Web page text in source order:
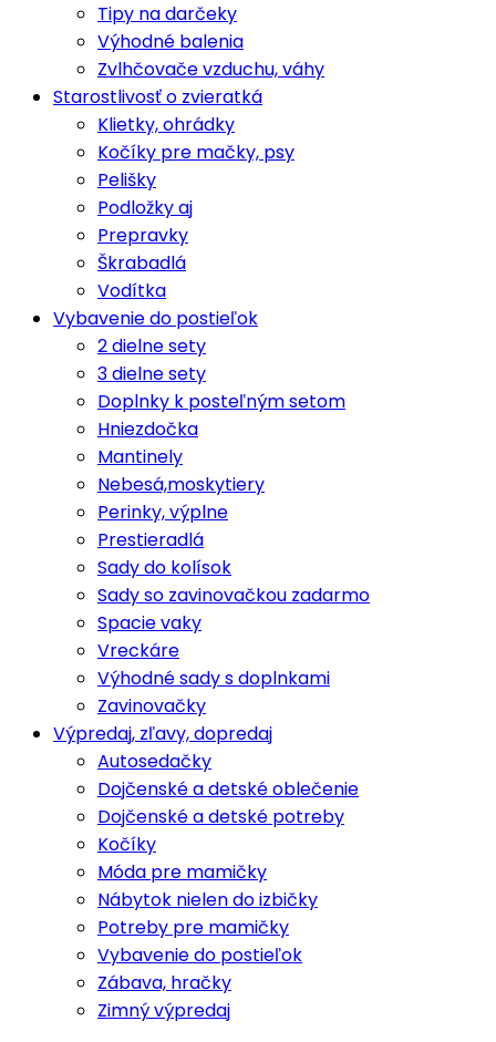
Tipy na darčeky
Výhodné balenia
Zvlhčovače vzduchu, váhy
Starostlivosť o zvieratká
Klietky, ohrádky
Kočíky pre mačky, psy
Pelišky
Podložky aj
Prepravky
Škrabadlá
Vodítka
Vybavenie do postieľok
2 dielne sety
3 dielne sety
Doplnky k posteľným setom
Hniezdočka
Mantinely
Nebesá,moskytiery
Perinky, výplne
Prestieradlá
Sady do kolísok
Sady so zavinovačkou zadarmo
Spacie vaky
Vreckáre
Výhodné sady s doplnkami
Zavinovačky
Výpredaj, zľavy, dopredaj
Autosedačky
Dojčenské a detské oblečenie
Dojčenské a detské potreby
Kočíky
Móda pre mamičky
Nábytok nielen do izbičky
Potreby pre mamičky
Vybavenie do postieľok
Zábava, hračky
Zimný výpredaj